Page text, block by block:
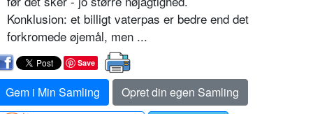
Konklusion: et billigt vaterpas er bedre end det
forkromede øjemål, men ...
Save
Gem i Min Samling
Opret din egen Samling